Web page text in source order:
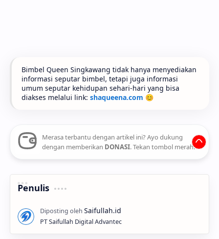
Bimbel Queen Singkawang tidak hanya menyediakan
informasi seputar bimbel, tetapi juga informasi
umum seputar kehidupan sehari-hari yang bisa
diakses melalui link: shaqueena.com 😊
Merasa terbantu dengan artikel ini? Ayo dukung
dengan memberikan DONASI. Tekan tombol merah.
Penulis
PT Saifullah Digital Advantec